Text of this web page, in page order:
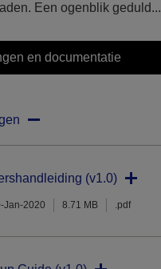
Een ogenblik geduld...
en documentatie
(v1.0)
Jan-2020 8.71 MB .pdf